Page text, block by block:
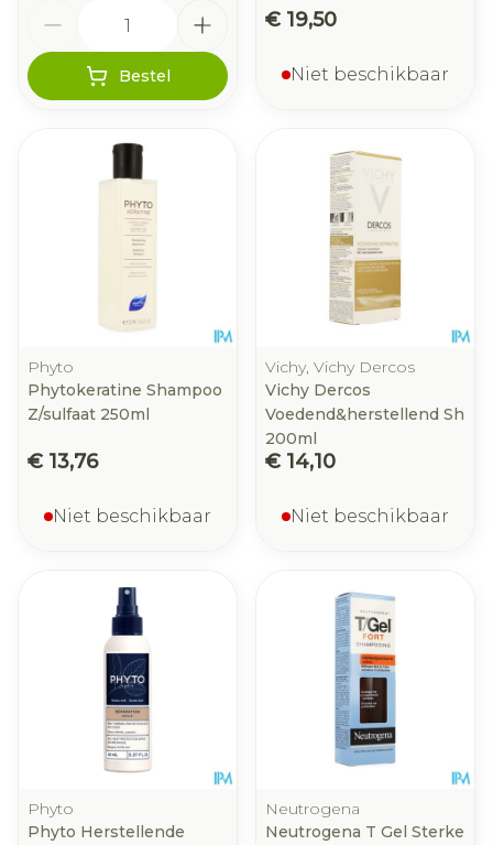
Bestel
€ 19,50
Niet beschikbaar
Phyto
Phytokeratine Shampoo
Z/sulfaat 250ml
€ 13,76
Niet beschikbaar
Vichy, Vichy Dercos
Vichy Dercos
Voedend&herstellend Sh
200ml
€ 14,10
Niet beschikbaar
Phyto
Phyto Herstellende
Neutrogena
Neutrogena T Gel Sterke